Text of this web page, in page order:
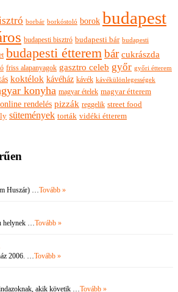
borbár borkóstoló borok budapest
budapesti bisztró budapesti bár budapesti
budapesti étterembár cukrászda
friss alapanyagok gasztro celeb győr győri étterem
koktélok kávéház kávék kávékülönlegességek
konyha magyar ételek magyar étterem
online rendelés pizzák reggelik street food
sütemények torták vidéki étterem
Huszár) …Tovább »
helynek …Tovább »
2006. …Tovább »
akik követik …Tovább »